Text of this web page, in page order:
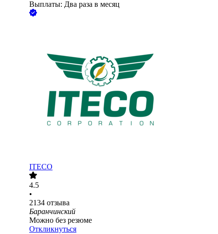
Выплаты: Два раза в месяц
ITECO
4.5
•
2134 отзыва
Баранчинский
Можно без резюме
Откликнуться